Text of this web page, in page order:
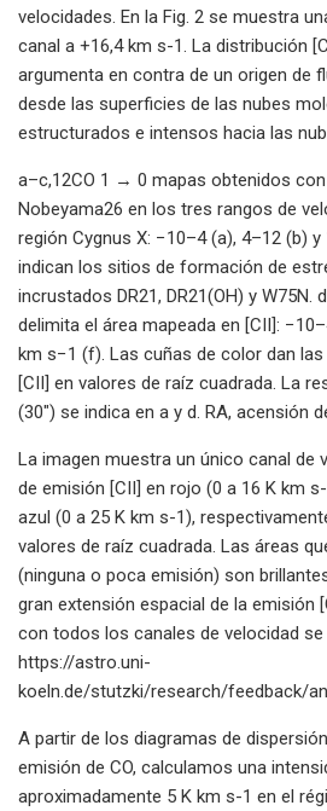
velocidades. En la Fig. 2 se muestra
canal a +16,4 km s-1. La distribución
argumenta en contra de un origen de
desde las superficies de las nubes
estructurados e intensos hacia las
a–c,12CO 1 → 0 mapas obtenidos
Nobeyama26 en los tres rangos de
región Cygnus X: −10–4 (a), 4–12 (b)
indican los sitios de formación de
incrustados DR21, DR21(OH) y W75N.
delimita el área mapeada en [CII]:
km s−1 (f). Las cuñas de color dan las
[CII] en valores de raíz cuadrada. La
(30″) se indica en a y d. RA, acensión
La imagen muestra un único canal de
de emisión [CII] en rojo (0 a 16 K km
azul (0 a 25 K km s-1),
valores de raíz cuadrada. Las áreas
(ninguna o poca emisión) son
gran extensión espacial de la emisión
con todos los canales de velocidad
https://astro.uni-
koeln.de/stutzki/research/feedback/
A partir de los diagramas de
emisión de CO, calculamos una
aproximadamente 5 K km s-1 en el